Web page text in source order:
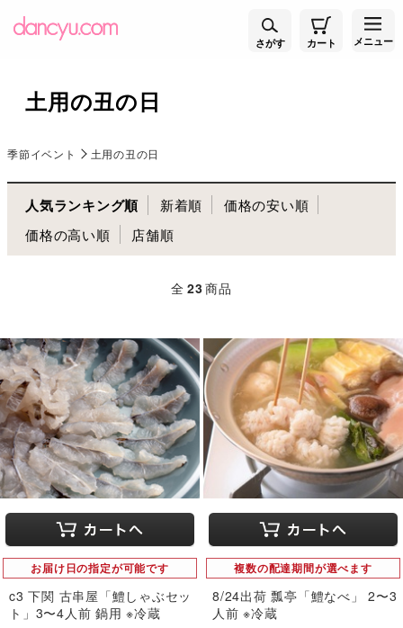
さがす カート メニュー
土用の丑の日
季節イベント 土用の丑の日
人気ランキング順 新着順
価格の安い順
価格の高い順
店舗順
全 23商品
お届け日の指定が可能です
c3 下関 古串屋「鱧しゃぶセッ
ト」3〜4人前 鍋用 ※冷蔵
複数の配達期間が選べます
8/24出荷 瓢亭「鱧なべ」 2〜3
人前 ※冷蔵